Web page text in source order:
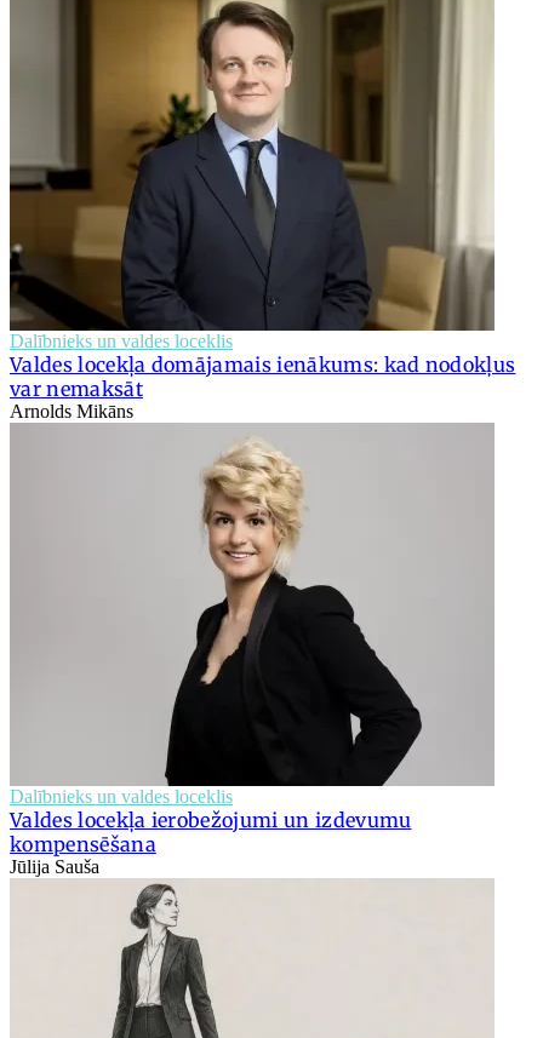
Dalībnieks un valdes loceklis
Valdes locekļa domājamais ienākums: kad nodokļus
var nemaksāt
Arnolds Mikāns
Dalībnieks un valdes loceklis
Valdes locekļa ierobežojumi un izdevumu
kompensēšana
Jūlija Sauša